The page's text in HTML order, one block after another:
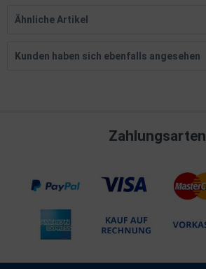
Ähnliche Artikel
Kunden haben sich ebenfalls angesehen
Zahlungsarten